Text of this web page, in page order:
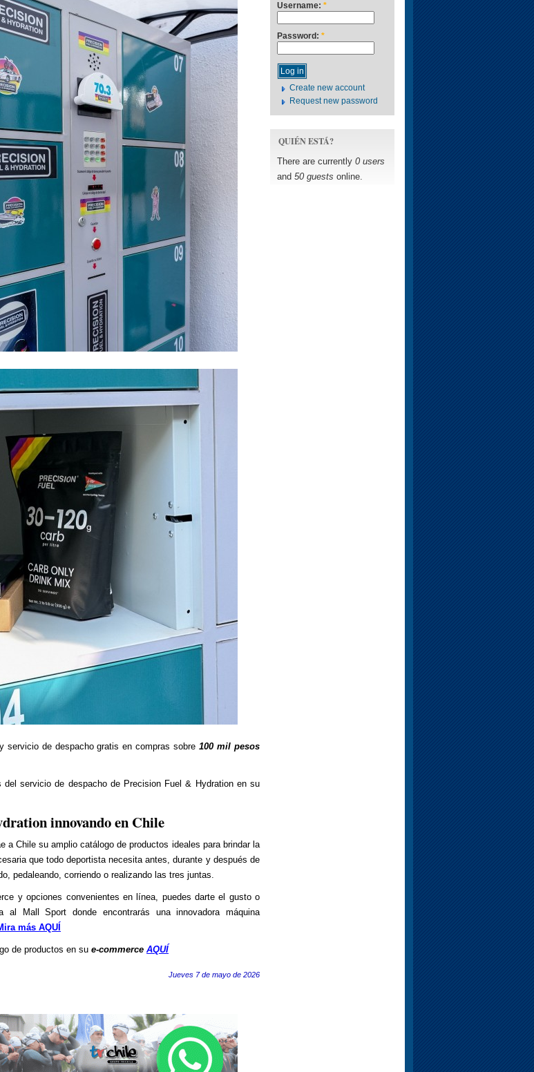
servicio de despacho gratis en compras sobre100 mil pesos
del servicio de despacho de Precision Fuel & Hydration en su
innovando en Chile
a Chile su amplio catálogo de productos ideales para brindar la
que todo deportista necesita antes, durante y después de
pedaleando, corriendo o realizando las tres juntas.
y opciones convenientes en línea, puedes darte el gusto o
Mall Sport donde encontrarás una innovadora máquina
más AQUÍ
de productos en su e-commerce AQUÍ
Jueves 7 de mayo de 2026
Username: *
Password: *
Create new account
Request new password
QUIÉN ESTÁ?
There are currently 0 users
and 50 guests online.